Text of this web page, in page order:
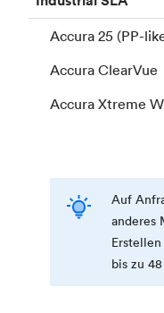
Accura 25 (PP-
Accura ClearVue
Accura Xtreme
Auf
anderes
bis zu